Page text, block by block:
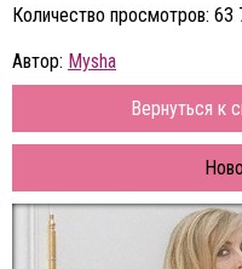
Количество просмотров: 63
Автор: Mysha
Вернуться к